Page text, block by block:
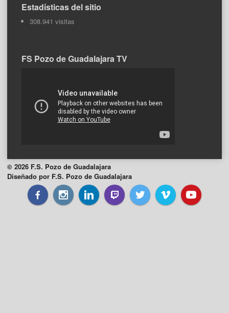
Estadísticas del sitio
308.941 visitas
FS Pozo de Guadalajara TV
© 2026 F.S. Pozo de Guadalajara
Diseñado por F.S. Pozo de Guadalajara